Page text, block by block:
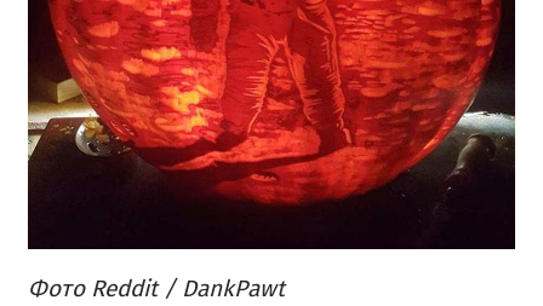
Фото Reddit / DankPawt